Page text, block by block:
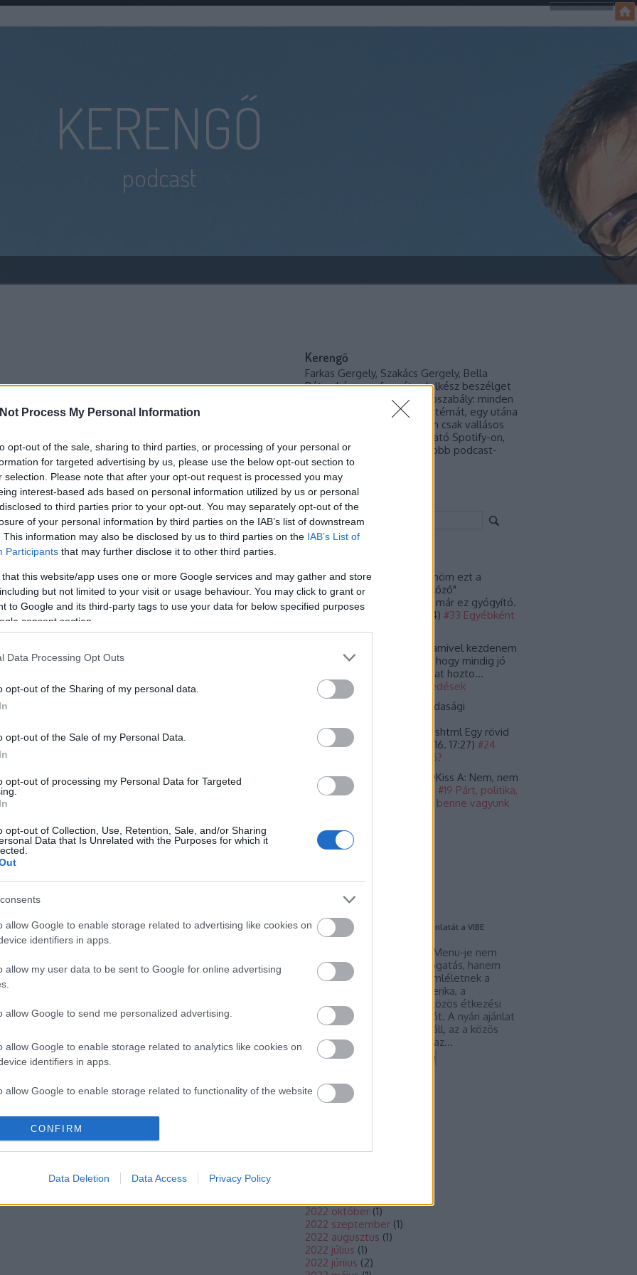
Process My Personal Information
opt-out of the sale, sharing to third parties, or processing of your personal or
for targeted advertising by us, please use the below opt-out section to
selection. Please note that after your opt-out request is processed you may
interest-based ads based on personal information utilized by us or personal
to third parties prior to your opt-out. You may separately opt-out of the
of your personal information by third parties on the IAB’s list of downstream
This information may also be disclosed by us to third parties on the IAB’s List of
Participants that may further disclose it to other third parties.
that this website/app uses one or more Google services and may gather and store
but not limited to your visit or usage behaviour. You may click to grant or
to Google and its third-party tags to use your data for below specified purposes
consent section.
Data Processing Opt Outs
opt-out of the Sharing of my personal data.
opt-out of the Sale of my Personal Data.
opt-out of processing my Personal Data for Targeted
opt-out of Collection, Use, Retention, Sale, and/or Sharing
Data that Is Unrelated with the Purposes for which it
allow Google to enable storage related to advertising like cookies on
identifiers in apps.
allow my user data to be sent to Google for online advertising
allow Google to send me personalized advertising.
allow Google to enable storage related to analytics like cookies on
identifiers in apps.
allow Google to enable storage related to functionality of the website
allow Google to enable storage related to personalization.
functionality and fraud prevention, and other user protection.
CONFIRM
Data Deletion Data Access Privacy Policy
KERENGŐ
podcast
lesz. Beck Zoli és Vecsei H. Miklós "Kártyajáték"
karácsonyi "speciál" adását. Aki a…
TOVÁBB
0 Szólj hozzá!
Kerengő
Farkas Gergely, Szakács Gergely, Bella
Péter, három református lelkész beszélget
arról, ami őket érdekli. Alapszabály: minden
adásban egyvalaki hozza a témát, egy utána
olvas, egy pedig "vak". Nem csak vallásos
hallgatóknak! Meghallgatható Spotify-on,
iTunes-on és minden nagyobb podcast-
alkalmazáson.
Keresés
Monika Gasparics:
Köszönöm ezt a
kitárulkozó, de nem "levetkőző"
őszinteséget. Önmagában már ez gyógyító.
Bárcsak.
2023.06.20. 20:44) #33 Egyébként
Ja, és amivel kezdenem
kellett volna. :) Köszönöm, hogy mindig jó
és elgondolkodtató témákat hozto...
2023.03.25. 13:01
#30 Ébredések
Amit a gazdasági
egyvilag.hu/temakep/099.shtml Egy rövid
összefoglaló hi...
2022.09.16. 17:27) #24
Érkezik a hét szűk esztendő?
ⲘⲁⲭѴⲁl ⲂⲓrⲥⲁⲘⲁⲛ ⲔöⲍÍró:
@Kiss A: Nem, nem
annyira.
2022.04.15. 07:08
#19 Párt, politika,
egyház - belekeveredtünk, benne vagyunk
Címkék
Blogajánló
A sharing kultúrára építi nyári ajánlatát a VIBE
Budapest
A VIBE Budapest Summer Menu-je nem
csupán egy szezonális válogatás, hanem
annak a gasztronómiai szemléletnek a
lenyomata, amely Dél-Amerika, a
mediterrán világ és Ázsia közös étkezési
kultúrájából merít inspirációt. A nyári ajánlat
középpontjában a sharing áll, az a közös
étkezési forma, amelyben az…
ketcicakonyhaja.blog.hu
2022 október (1)
2022 szeptember (1)
2022 augusztus (1)
2022 július (1)
2022 június (2)